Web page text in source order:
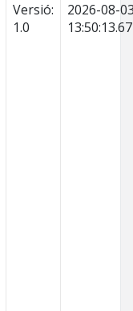
Versió:
1.0
2026-08-